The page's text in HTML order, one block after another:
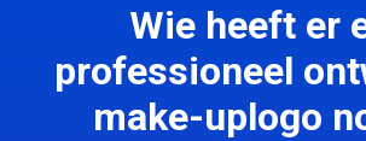
Wie heeft er
professioneel
make-uplogo